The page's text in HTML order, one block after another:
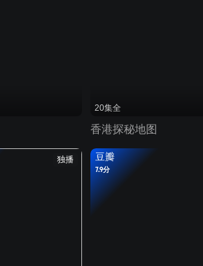
20集全
香港探秘地图
独播 豆瓣
7.9分